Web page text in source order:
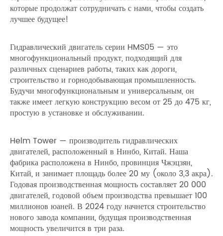
которые продолжат сотрудничать с нами, чтобы создать
лучшее будущее!
Гидравлический двигатель серии HMS05 — это
многофункциональный продукт, подходящий для
различных сценариев работы, таких как дороги,
строительство и горнодобывающая промышленность.
Будучи многофункциональным и универсальным, он
также имеет легкую конструкцию весом от 25 до 475 кг,
простую в установке и обслуживании.
Helm Tower — производитель гидравлических
двигателей, расположенный в Нинбо, Китай. Наша
фабрика расположена в Нинбо, провинция Чжэцзян,
Китай, и занимает площадь более 20 му (около 3,3 акра).
Годовая производственная мощность составляет 20 000
двигателей, годовой объем производства превышает 100
миллионов юаней. В 2024 году начнется строительство
нового завода компании, будущая производственная
мощность увеличится в три раза.